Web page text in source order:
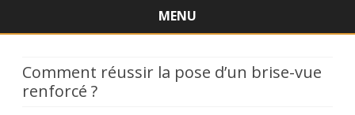
MENU
content
Comment réussir la pose d’un brise-vue
renforcé ?